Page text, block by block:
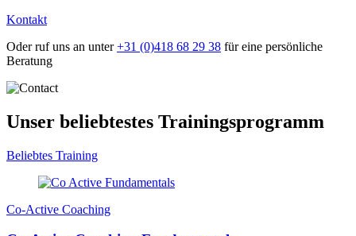
Kontakt
Oder ruf uns an unter+31 (0)418 68 29 38 für eine persönliche
Beratung
Unser beliebtestes Trainingsprogramm
Beliebtes Training
Co-Active Coaching